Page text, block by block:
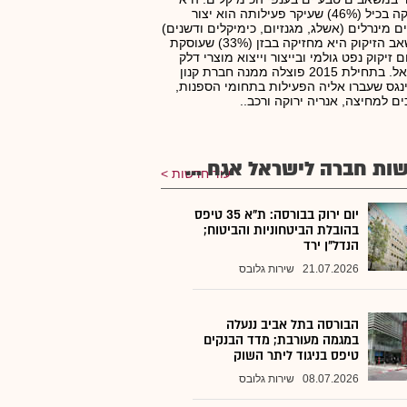
מחזיקה בכיל (46%) שעיקר פעילותה הוא יצור
מינרלים (אשלג, מגנזיום, כימיקלים ודשנים)
ובמשאב הזיקוק היא מחזיקה בבזן (33%) שעוסקת
זיקוק נפט גולמי ובייצור וייצוא מוצרי דלק
בישראל. בתחילת 2015 פוצלה ממנה חברת קנון
שעברו אליה הפעילות בתחומי הספנות,
למחיצה, אנריה ירוקה ורכב..
חברה לישראל אגח ...
עוד חדשות
יום ירוק בבורסה: ת"א 35 טיפס
בהובלת הביטחוניות והביטוח;
הנדל"ן ירד
21.07.2026 שירות גלובס
הבורסה בתל אביב ננעלה
במגמה מעורבת; מדד הבנקים
טיפס בניגוד ליתר השוק
08.07.2026 שירות גלובס